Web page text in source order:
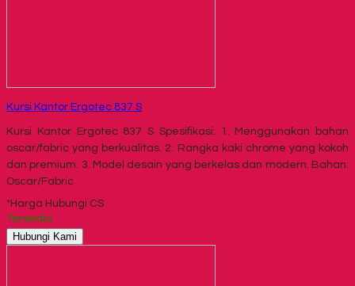
Kursi Kantor Ergotec 837 S
Kursi Kantor Ergotec 837 S Spesifikasi: 1. Menggunakan bahan
oscar/fabric yang berkualitas. 2. Rangka kaki chrome yang kokoh
dan premium. 3. Model desain yang berkelas dan modern. Bahan:
Oscar/Fabric
*Harga Hubungi CS
Tersedia
Hubungi Kami